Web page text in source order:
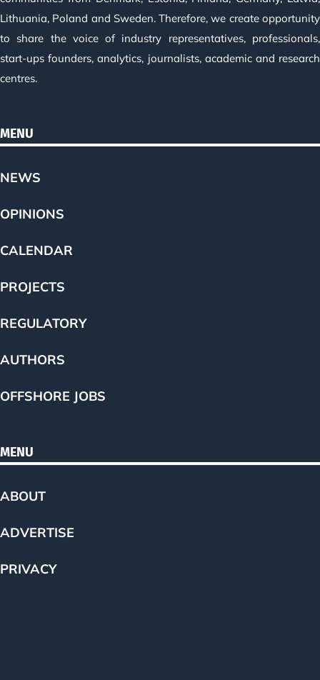
Lithuania, Poland and Sweden. Therefore, we create opportunity
to share the voice of industry representatives, professionals,
start-ups founders, analytics, journalists, academic and research
centres.
MENU
NEWS
OPINIONS
CALENDAR
PROJECTS
REGULATORY
AUTHORS
OFFSHORE JOBS
MENU
ABOUT
ADVERTISE
PRIVACY